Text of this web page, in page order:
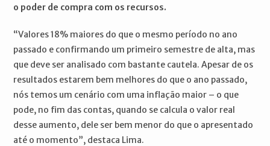
o poder de compra com os recursos.
“Valores 18% maiores do que o mesmo período no ano
passado e confirmando um primeiro semestre de alta, mas
que deve ser analisado com bastante cautela. Apesar de os
resultados estarem bem melhores do que o ano passado,
nós temos um cenário com uma inflação maior – o que
pode, no fim das contas, quando se calcula o valor real
desse aumento, dele ser bem menor do que o apresentado
até o momento”, destaca Lima.